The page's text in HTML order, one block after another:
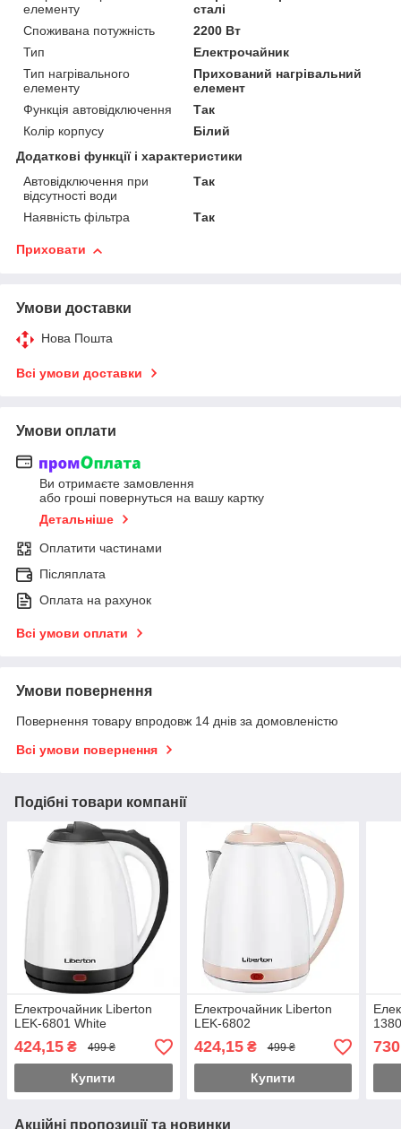
елементу
сталі
Споживана потужність
2200 Вт
Тип
Електрочайник
Тип нагрівального
елементу
Прихований нагрівальний
елемент
Функція автовідключення
Так
Колір корпусу
Білий
Додаткові функції і характеристики
Автовідключення при
відсутності води
Так
Наявність фільтра Так
Приховати
Умови доставки
Нова Пошта
Всі умови доставки
Умови оплати
Ви отримаєте замовлення
або гроші повернуться на вашу картку
Детальніше
Оплатити частинами
Післяплата
Оплата на рахунок
Всі умови оплати
Умови повернення
Повернення товару впродовж 14 днів за домовленістю
Всі умови повернення
Подібні товари компанії
Електрочайник Liberton
LEK-6801 White
424,15 ₴ 499 ₴
Купити
Електрочайник Liberton
LEK-6802
424,15₴ 499 ₴
Купити
730
Акційні пропозиції та новинки